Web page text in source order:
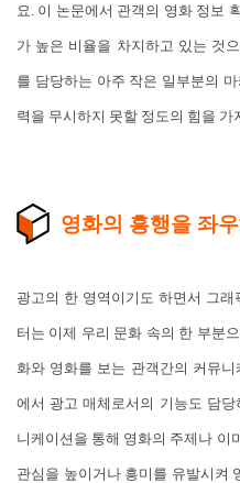
요. 이 논문에서 관객의 영화 정보
가 높은 비율을 차지하고 있는 것
를 담당하는 아주 작은 일부분의
력을 무시하지 못할 정도의 힘을 가
영화의 흥행을 좌
광고의 한 영역이기도 하면서 그
터는 이제 우리 문화 속의 한 부분
화와 영화를 보는 관객간의 커뮤
에서 광고 매체로서의 기능도 담
니케이션을 통해 영화의 주제나 이
관심을 높이거나 흥미를 유발시켜